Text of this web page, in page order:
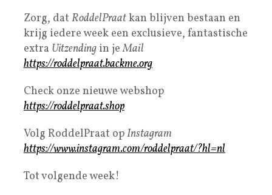
Zorg, dat RoddelPraatkan blijven bestaan en
krijg iedere week een exclusieve, fantastische
extra Uitzending in jeMail
https://roddelpraat.backme.org
Check onze nieuwe webshop
https://roddelpraat.shop
Volg RoddelPraat opInstagram
https://www.instagram.com/roddelpraat/?hl=nl
Tot volgende week!